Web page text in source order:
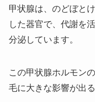
甲状腺は、のどぼと
した器官で、代謝を
分泌しています。
この甲状腺ホルモン
毛に大きな影響が出